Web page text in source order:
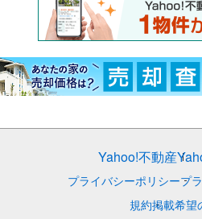
Yahoo!不動産
プライバシーポリシープ
規約掲載希望